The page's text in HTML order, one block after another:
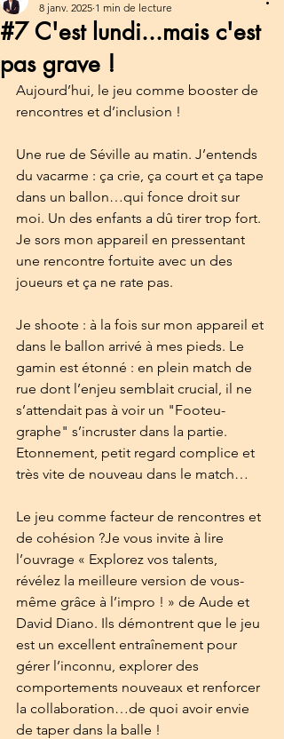
#7 C'est lundi...mais c'est
pas grave !
8 janv. 2025 1 min de lecture
Aujourd’hui, le jeu comme booster de
rencontres et d’inclusion !
Une rue de Séville au matin. J’entends
du vacarme : ça crie, ça court et ça tape
dans un ballon…qui fonce droit sur
moi. Un des enfants a dû tirer trop fort.
Je sors mon appareil en pressentant
une rencontre fortuite avec un des
joueurs et ça ne rate pas.
Je shoote : à la fois sur mon appareil et
dans le ballon arrivé à mes pieds. Le
gamin est étonné : en plein match de
rue dont l’enjeu semblait crucial, il ne
s’attendait pas à voir un "Footeu-
graphe" s’incruster dans la partie.
Etonnement, petit regard complice et
très vite de nouveau dans le match…
Le jeu comme facteur de rencontres et
de cohésion ?Je vous invite à lire
l’ouvrage « Explorez vos talents,
révélez la meilleure version de vous-
même grâce à l’impro ! » de Aude et
David Diano. Ils démontrent que le jeu
est un excellent entraînement pour
gérer l’inconnu, explorer des
comportements nouveaux et renforcer
la collaboration…de quoi avoir envie
de taper dans la balle !